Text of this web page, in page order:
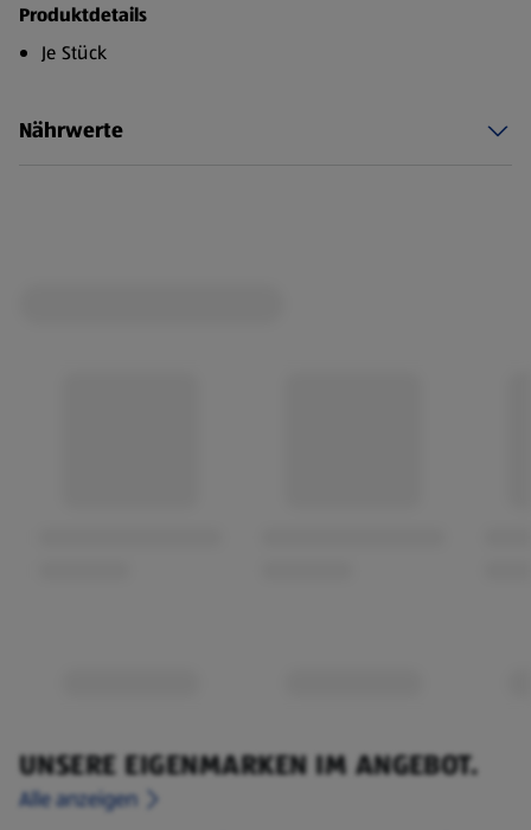
Produktdetails
Je Stück
Nährwerte
UNSERE EIGENMARKEN IM ANGEBOT.
Alle anzeigen